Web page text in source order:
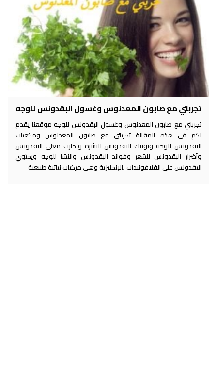
تجربتي مع صابون المعدنوس وغسول البقدونس للوجه
تجربتي مع صابون المعدنوس وغسول البقدونس للوجه موقعنا يقدم
لكم في هذه المقالة تجربتي مع صابون المعدنوس ومكعبات
البقدونس للوجه وتونيك البقدونس للبشره وتجارب مغلي البقدونس
وأضرار البقدونس للشعر وفوائد البقدونس والنشا للوجه ويحتوي
البقدونس على الفلافونيدات بالإنجليزية وهي مركبات نباتية طبيعية